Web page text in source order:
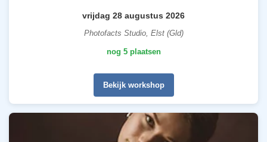
vrijdag 28 augustus 2026
Photofacts Studio, Elst (Gld)
nog 5 plaatsen
Bekijk workshop